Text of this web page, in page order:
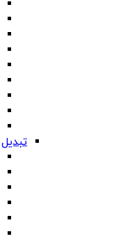
تبدیل